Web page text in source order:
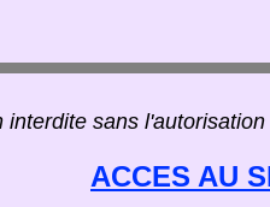
interdite sans
ACCES AU